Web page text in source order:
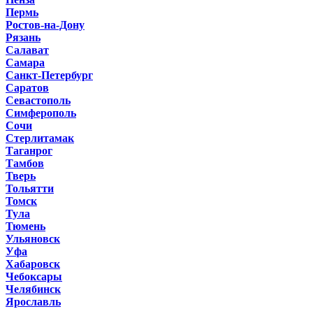
Пермь
Ростов-на-Дону
Рязань
Салават
Самара
Санкт-Петербург
Саратов
Севастополь
Симферополь
Сочи
Стерлитамак
Таганрог
Тамбов
Тверь
Тольятти
Томск
Тула
Тюмень
Ульяновск
Уфа
Хабаровск
Чебоксары
Челябинск
Ярославль